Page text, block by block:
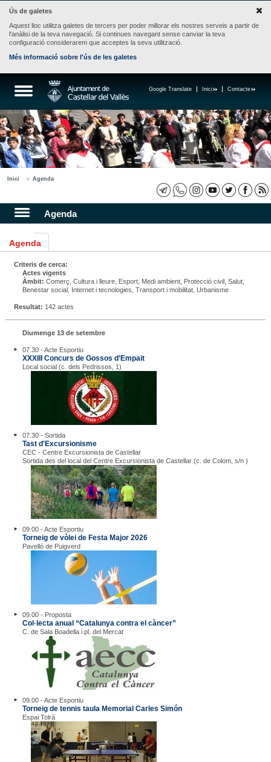
Ús de galetes
Aquest lloc utilitza galetes de tercers per poder millorar els nostres serveis a partir de
l'anàlisi de la teva navegació. Si continues navegant sense canviar la teva
configuració considerarem que acceptes la seva utilització.
Més informació sobre l'ús de les galetes
Contacte
Inici
Google Translate
Inici Agenda
Agenda
Agenda
Criteris de cerca:
Actes vigents
Àmbit: Comerç, Cultura i lleure, Esport, Medi ambient, Protecció civil, Salut,
Benestar social, Internet i tecnologies, Transport i mobilitat, Urbanisme
Resultat: 142 actes
Diumenge 13 de setembre
07.30 - Acte Esportiu
XXXIII Concurs de Gossos d’Empait
Local social (c. dels Pedrissos, 1)
07.30 - Sortida
Tast d'Excursionisme
CEC - Centre Excursionista de Castellar
Sortida des del local del Centre Excursionista de Castellar (c. de Colom, s/n )
09.00 - Acte Esportiu
Torneig de vòlei de Festa Major 2026
Pavelló de Puigverd
09.00 - Proposta
Col·lecta anual “Catalunya contra el càncer”
C. de Sala Boadella i pl. del Mercat
09.00 - Acte Esportiu
Torneig de tennis taula Memorial Carles Simón
Espai Tolrà